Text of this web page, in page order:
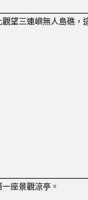
望三連嶼無人島礁，
座景觀涼亭。